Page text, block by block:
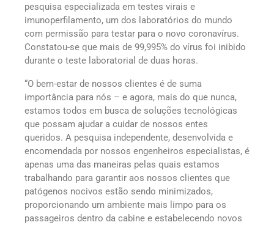
pesquisa especializada em testes virais e
imunoperfilamento, um dos laboratórios do mundo
com permissão para testar para o novo coronavírus.
Constatou-se que mais de 99,995% do vírus foi inibido
durante o teste laboratorial de duas horas.
“O bem-estar de nossos clientes é de suma
importância para nós – e agora, mais do que nunca,
estamos todos em busca de soluções tecnológicas
que possam ajudar a cuidar de nossos entes
queridos. A pesquisa independente, desenvolvida e
encomendada por nossos engenheiros especialistas, é
apenas uma das maneiras pelas quais estamos
trabalhando para garantir aos nossos clientes que
patógenos nocivos estão sendo minimizados,
proporcionando um ambiente mais limpo para os
passageiros dentro da cabine e estabelecendo novos